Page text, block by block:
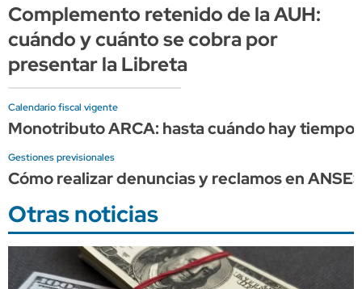
Complemento retenido de la AUH:
cuándo y cuánto se cobra por
presentar la Libreta
Calendario fiscal vigente
Monotributo ARCA: hasta cuándo hay
Gestiones previsionales
Cómo realizar denuncias y reclamos en
Otras noticias